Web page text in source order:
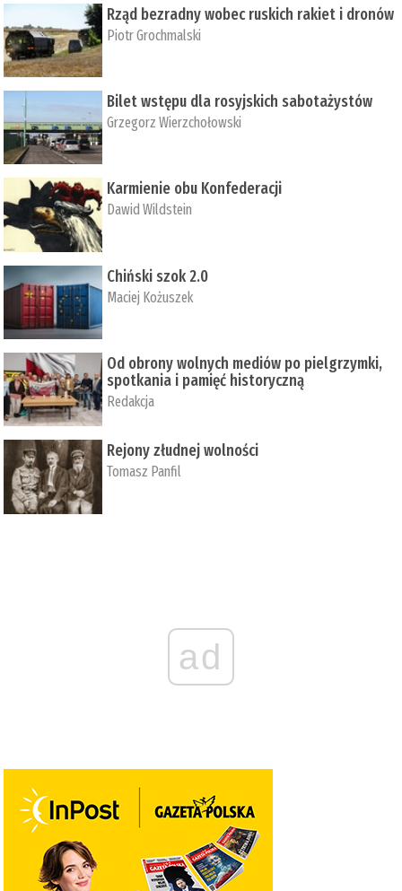
Rząd bezradny wobec ruskich rakiet i dronów
Piotr Grochmalski
Bilet wstępu dla rosyjskich sabotażystów
Grzegorz Wierzchołowski
Karmienie obu Konfederacji
Dawid Wildstein
Chiński szok 2.0
Maciej Kożuszek
Od obrony wolnych mediów po pielgrzymki,
spotkania i pamięć historyczną
Redakcja
Rejony złudnej wolności
Tomasz Panfil
ad